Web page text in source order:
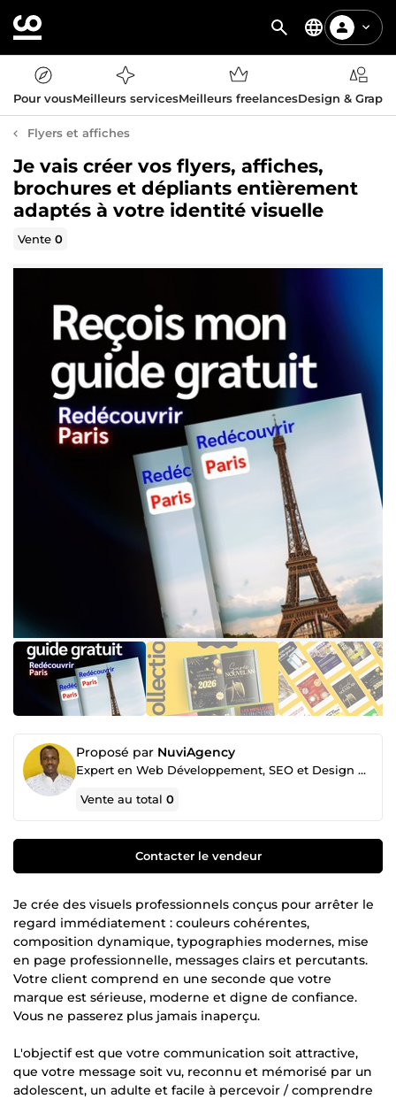
Pour vousMeilleurs servicesMeilleurs freelancesDesign &
Flyers et affiches
Je vais créer vos flyers, affiches,
brochures et dépliants entièrement
adaptés à votre identité visuelle
Vente0
Proposé par NuviAgency
Expert en Web Développement, SEO et Design Web
Vente au total0
Contacter le vendeur
Je crée des visuels professionnels conçus pour arrêter le
regard immédiatement : couleurs cohérentes,
composition dynamique, typographies modernes, mise
en page professionnelle, messages clairs et percutants.
Votre client comprend en une seconde que votre
marque est sérieuse, moderne et digne de confiance.
Vous ne passerez plus jamais inaperçu.
L'objectif est que votre communication soit attractive,
que votre message soit vu, reconnu et mémorisé par un
adolescent, un adulte et facile à percevoir / comprendre